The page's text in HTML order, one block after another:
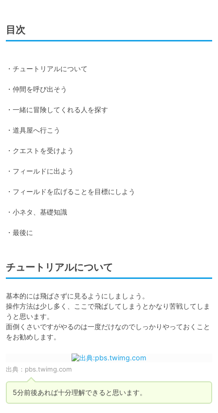
目次
・チュートリアルについて
・仲間を呼び出そう
・一緒に冒険してくれる人を探す
・道具屋へ行こう
・クエストを受けよう
・フィールドに出よう
・フィールドを広げることを目標にしよう
・小ネタ、基礎知識
・最後に
チュートリアルについて
基本的には飛ばさずに見るようにしましょう。
操作方法は少し多く、ここで飛ばしてしまうとかなり苦戦してしま
うと思います。
面倒くさいですがやるのは一度だけなのでしっかりやっておくこと
をお勧めします。
出典： pbs.twimg.com
5分前後あれば十分理解できると思います。